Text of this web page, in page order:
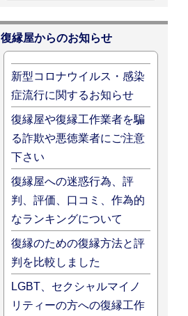
復縁屋からのお知らせ
新型コロナウイルス・感染
症流行に関するお知らせ
復縁屋や復縁工作業者を騙
る詐欺や悪徳業者にご注意
下さい
復縁屋への迷惑行為、評
判、評価、口コミ、作為的
なランキングについて
復縁のための復縁方法と評
判を比較しました
LGBT、セクシャルマイノ
リティーの方への復縁工作